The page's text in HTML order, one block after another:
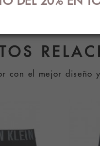
con el mejor diseño